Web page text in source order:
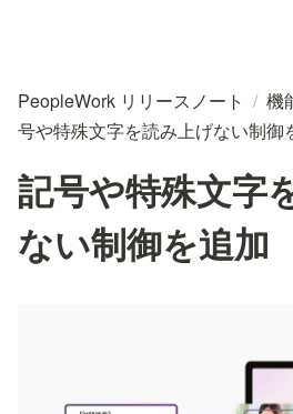
PeopleWork リリースノート / 機
号や特殊文字を読み上げない制御
記号や特殊文字
ない制御を追加